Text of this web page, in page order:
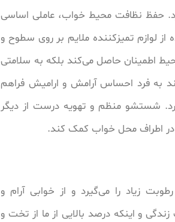
حفظ نظافت محیط خواب، عاملی اساسی
لوازم تمیزکننده ملایم بر روی سطوح و
اطمینان حاصل می‌کند بلکه به سلامتی
به فرد احساس آرامش و ارامیش فراهم
شستشو منظم و تهویه درست از دیگر
در اطراف محل خواب کمک کند.
زیاد را می‌گیرد و از خوابی آرام و
و اینکه درصد بالایی از ما از تخت و